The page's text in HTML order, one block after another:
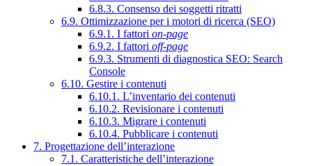
6.8.3. Consenso dei soggetti ritratti
6.9. Ottimizzazione per i motori di ricerca (SEO)
6.9.1. I fattori on-page
6.9.2. I fattori off-page
6.9.3. Strumenti di diagnostica SEO: Search
Console
6.10. Gestire i contenuti
6.10.1. L’inventario dei contenuti
6.10.2. Revisionare i contenuti
6.10.3. Migrare i contenuti
6.10.4. Pubblicare i contenuti
7. Progettazione dell’interazione
7.1. Caratteristiche dell’interazione